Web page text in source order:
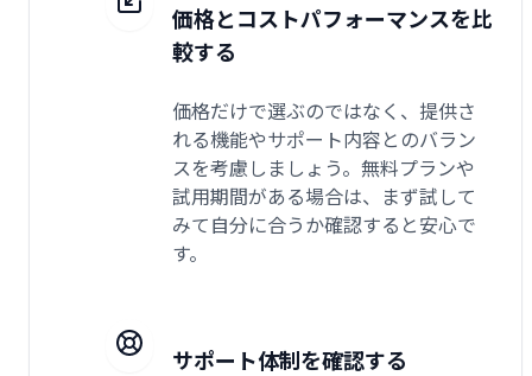
価格とコストパフォーマンスを比
較する
価格だけで選ぶのではなく、提供さ
れる機能やサポート内容とのバラン
スを考慮しましょう。無料プランや
試用期間がある場合は、まず試して
みて自分に合うか確認すると安心で
す。
サポート体制を確認する